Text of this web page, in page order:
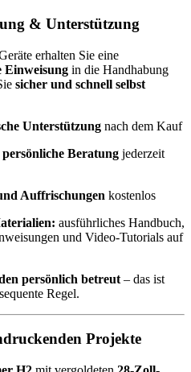
& Unterstützung
erhalten Sie eine
Einweisung in die Handhabung
sicher und schnell selbst
Unterstützung nach dem Kauf
Beratung jederzeit
Auffrischungen kostenlos
ausführliches Handbuch,
und Video-Tutorials auf
persönlich betreut – das ist
Regel.
Projekte